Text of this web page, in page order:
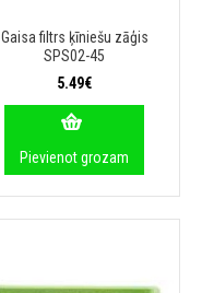
Gaisa filtrs ķīniešu zāģis
SPS02-45
5.49€
Pievienot grozam